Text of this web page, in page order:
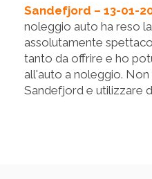
Sandefjord – 13-01-
noleggio auto ha reso
assolutamente
tanto da offrire e ho
all'auto a noleggio.
Sandefjord e utilizzare